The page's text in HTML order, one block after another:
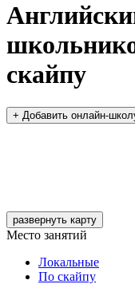
cкайпу
+ Добавить онлайн-
развернуть карту
Место занятий
Локальные
По скайпу